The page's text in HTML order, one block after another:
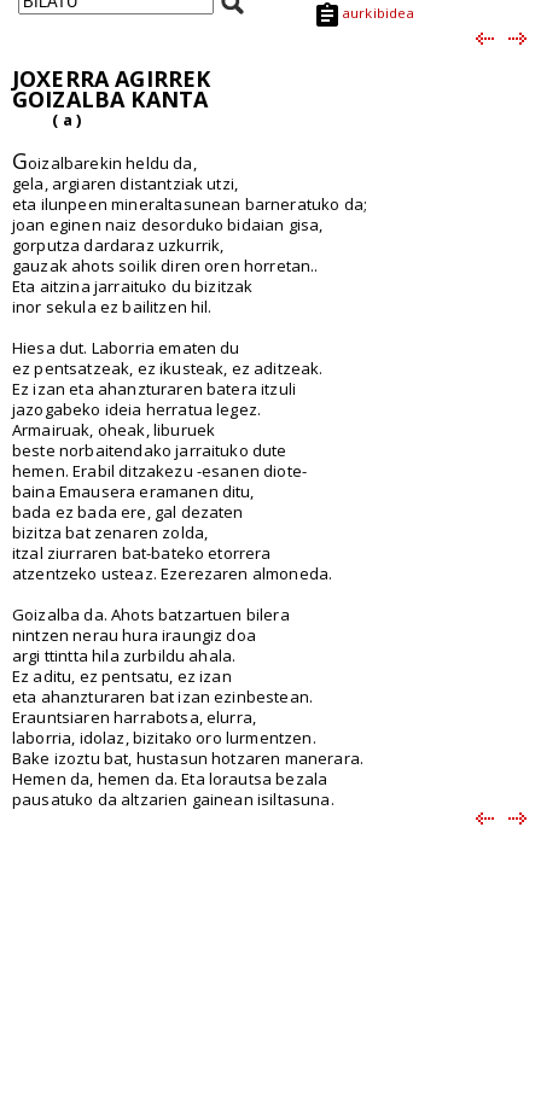
aurkibidea
JOXERRA AGIRREK
GOIZALBA KANTA
( a )
Goizalbarekin heldu da,
gela, argiaren distantziak utzi,
eta ilunpeen mineraltasunean barneratuko da;
joan eginen naiz desorduko bidaian gisa,
gorputza dardaraz uzkurrik,
gauzak ahots soilik diren oren horretan..
Eta aitzina jarraituko du bizitzak
inor sekula ez bailitzen hil.
Hiesa dut. Laborria ematen du
ez pentsatzeak, ez ikusteak, ez aditzeak.
Ez izan eta ahanzturaren batera itzuli
jazogabeko ideia herratua legez.
Armairuak, oheak, liburuek
beste norbaitendako jarraituko dute
hemen. Erabil ditzakezu -esanen diote-
baina Emausera eramanen ditu,
bada ez bada ere, gal dezaten
bizitza bat zenaren zolda,
itzal ziurraren bat-bateko etorrera
atzentzeko usteaz. Ezerezaren almoneda.
Goizalba da. Ahots batzartuen bilera
nintzen nerau hura iraungiz doa
argi ttintta hila zurbildu ahala.
Ez aditu, ez pentsatu, ez izan
eta ahanzturaren bat izan ezinbestean.
Erauntsiaren harrabotsa, elurra,
laborria, idolaz, bizitako oro lurmentzen.
Bake izoztu bat, hustasun hotzaren manerara.
Hemen da, hemen da. Eta lorautsa bezala
pausatuko da altzarien gainean isiltasuna.